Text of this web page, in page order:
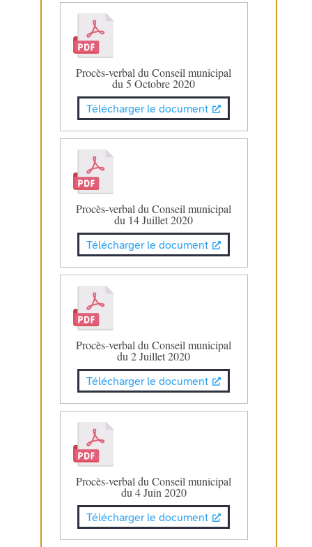
Procès-verbal du Conseil municipal
du 5 Octobre 2020
Télécharger le document
Procès-verbal du Conseil municipal
du 14 Juillet 2020
Télécharger le document
Procès-verbal du Conseil municipal
du 2 Juillet 2020
Télécharger le document
Procès-verbal du Conseil municipal
du 4 Juin 2020
Télécharger le document